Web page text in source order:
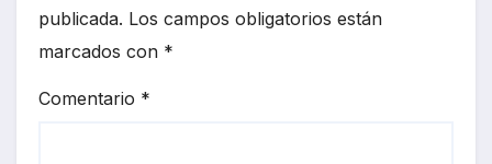
publicada. Los campos obligatorios están
marcados con *
Comentario *